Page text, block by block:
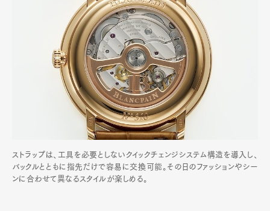
ストラップは、工具を必要としないクイックチェンジシステム構造を導入し、
バックルとともに指先だけで容易に交換可能。その日のファッションやシー
ンに合わせて異なるスタイルが楽しめる。